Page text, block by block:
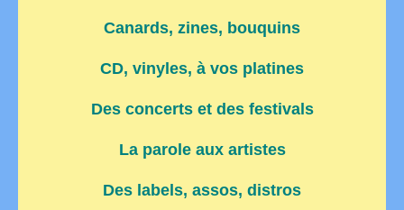
Canards, zines, bouquins
CD, vinyles, à vos platines
Des concerts et des festivals
La parole aux artistes
Des labels, assos, distros